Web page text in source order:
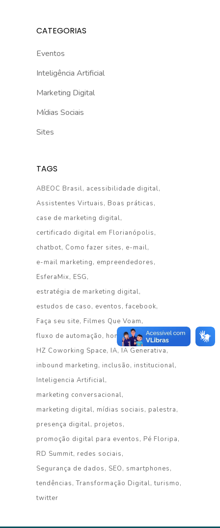
CATEGORIAS
Eventos
Inteligência Artificial
Marketing Digital
Mídias Sociais
Sites
TAGS
ABEOC Brasil acessibilidade digital
Assistentes Virtuais
Boas práticas
case de marketing digital
certificado digital em Florianópolis
chatbot Como fazer sites
e-mail
e-mail marketing
empreendedores
EsferaMix
ESG
estratégia de marketing digital
estudos de caso
eventos facebook
Faça seu site Filmes Que Voam
fluxo de automação
homenagem
HZ Coworking Space IA IA Generativa
inbound marketing
inclusão
institucional
Inteligencia Artificial
marketing conversacional
marketing digital mídias sociais
palestra
presença digital projetos
promoção digital para eventos
Pé Floripa
RD Summit redes sociais
Segurança de dados
SEO
smartphones
tendências Transformação Digital turismo
twitter